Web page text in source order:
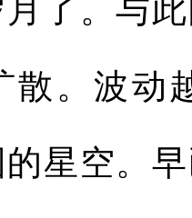
了。与
散。波动
星空。